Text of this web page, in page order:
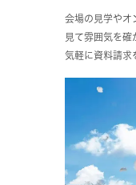
会場の見学やオ
見て雰囲気を確
気軽に資料請求